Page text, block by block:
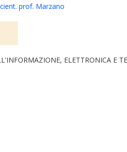
prof. Marzano
ELETTRONICA E